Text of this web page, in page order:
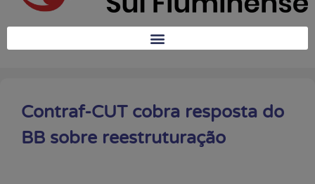
Contraf-CUT cobra resposta do
BB sobre reestruturação